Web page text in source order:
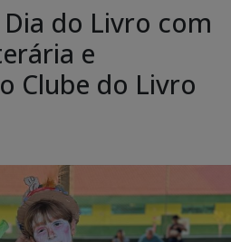
do Livro com
e
Clube do Livro